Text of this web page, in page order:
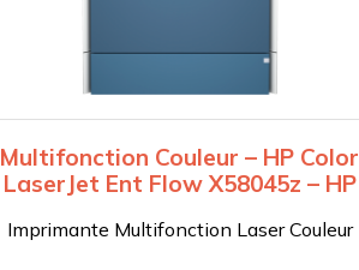
Multifonction Couleur – HP Color
LaserJet Ent Flow X58045z – HP
Imprimante Multifonction Laser Couleur